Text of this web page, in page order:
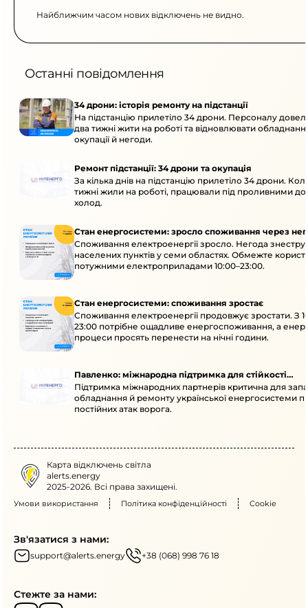
Найближчим часом нових відключень не видно.
Останні повідомлення
34 дрони: історія ремонту на підстанції
На підстанцію прилетіло 34 дрони. Персоналу
два тижні жити на роботі та відновлювати
окупації й негоди.
Ремонт підстанції: 34 дрони та окупація
За кілька днів на підстанцію прилетіло 34 дрони.
тижні жили на роботі, працювали під проливними
холод.
Стан енергосистеми: зросло споживання через
Споживання електроенергії зросло. Негода
населених пунктів у семи областях. Обмежте
потужними електроприладами 10:00–23:00.
Стан енергосистеми: споживання зростає
Споживання електроенергії продовжує зростати. З
23:00 потрібне ощадливе енергоспоживання, а
процеси просять перенести на нічні години.
Павленко: міжнародна підтримка для стійкості
енергосистеми
Підтримка міжнародних партнерів критична для
обладнання й ремонту української енергосистеми
постійних атак ворога.
Карта відключень світла
alerts.energy
2025-2026. Всі права захищені.
Умови використання Політика конфіденційності Cookie
Зв'язатися з нами:
support@alerts.energy +38 (068) 998 76 18
Стежте за нами: